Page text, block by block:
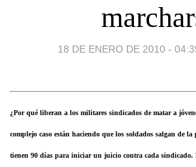
18 DE ENERO DE 2010 -
¿Por qué liberan a los militares sindicados de matar a
complejo caso están haciendo que los soldados salgan de
tienen 90 días para iniciar un juicio contra cada sindicado.